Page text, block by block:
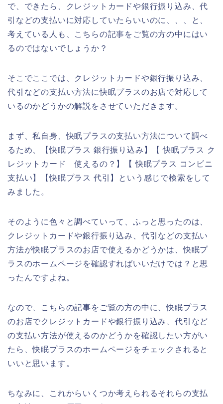
で、できたら、クレジットカードや銀行振り込み、代
引などの支払いに対応していたらいいのに、、、と、
考えている人も、こちらの記事をご覧の方の中にはい
るのではないでしょうか？
そこでここでは、クレジットカードや銀行振り込み、
代引などの支払い方法に快眠プラスのお店で対応して
いるのかどうかの解説をさせていただきます。
まず、私自身、快眠プラスの支払い方法について調べ
るため、【快眠プラス 銀行振り込み】【 快眠プラス ク
レジットカード 使えるの？】【 快眠プラス コンビニ
支払い】【快眠プラス 代引】という感じで検索をして
みました。
そのように色々と調べていって、ふっと思ったのは、
クレジットカードや銀行振り込み、代引などの支払い
方法が快眠プラスのお店で使えるかどうかは、快眠プ
ラスのホームページを確認すればいいだけでは？と思
ったんですよね。
なので、こちらの記事をご覧の方の中に、快眠プラス
のお店でクレジットカードや銀行振り込み、代引など
の支払い方法が使えるのかどうかを確認したい方がい
たら、快眠プラスのホームページをチェックされると
いいと思います。
ちなみに、これからいくつか考えられるそれらの支払